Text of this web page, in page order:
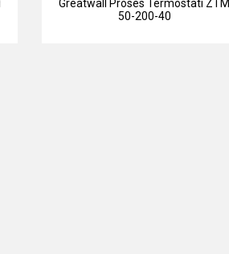
Greatwall Proses Termostatı ZTM
50-200-40